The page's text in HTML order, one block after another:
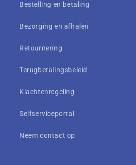
Bestelling en betaling
Bezorging en afhalen
Retournering
Terugbetalingsbeleid
Klachtenregeling
Selfserviceportal
Neem contact op